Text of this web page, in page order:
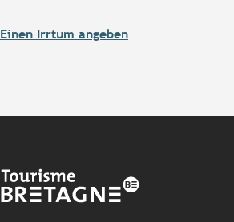
Einen Irrtum angeben